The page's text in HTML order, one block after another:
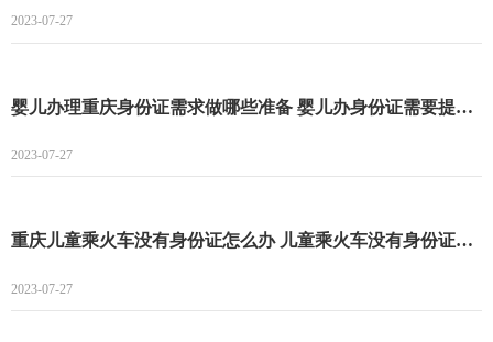
2023-07-27
婴儿办理重庆身份证需求做哪些准备 婴儿办身份证需要提供什么资料
2023-07-27
重庆儿童乘火车没有身份证怎么办 儿童乘火车没有身份证怎么乘
2023-07-27